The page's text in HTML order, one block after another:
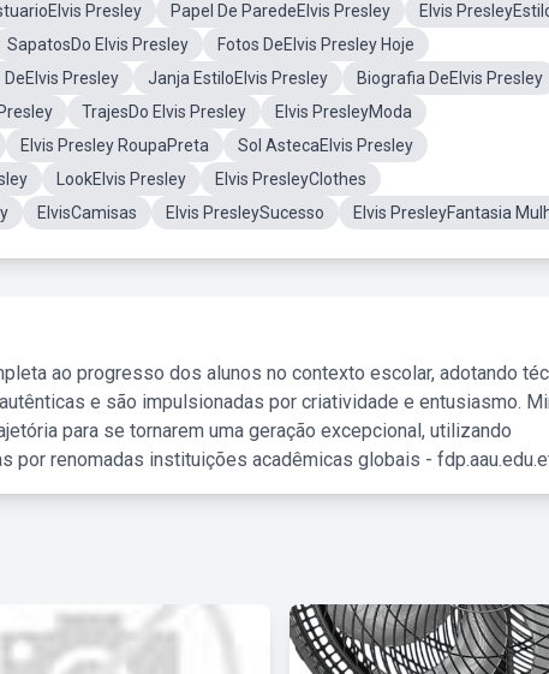
Presley Papel De ParedeElvis Presley
Elvis
SapatosDo Elvis Presley
Fotos DeElvis Presley Hoje
DeElvis Presley Janja EstiloElvis Presley
Biografia DeElvis Presley
TrajesDo Elvis Presley
Elvis PresleyModa
Elvis Presley RoupaPreta
Sol AstecaElvis Presley
LookElvis Presley
Elvis PresleyClothes
ElvisCamisas Elvis PresleySucesso Elvis PresleyFantasia
ao progresso dos alunos no contexto escolar, adotando
e são impulsionadas por criatividade e entusiasmo.
para se tornarem uma geração excepcional, utilizando
por renomadas instituições acadêmicas globais -